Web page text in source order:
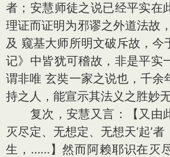
者；安慧师徒之说已经平实在
理证而证明为邪谬之外道法故
及 窥基大师所明文破斥故，今
记》中皆犹可稽故，非是平实
谓非唯 玄奘一家之说也，千余
持之人，能宣示其法义之胜妙
复次，安慧又言：【又由
灭尽定、无想定、无想天‘起’
生，……】然而阿赖耶识在灭